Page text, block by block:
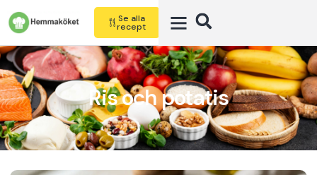
Se alla
recept
Ris och potatis